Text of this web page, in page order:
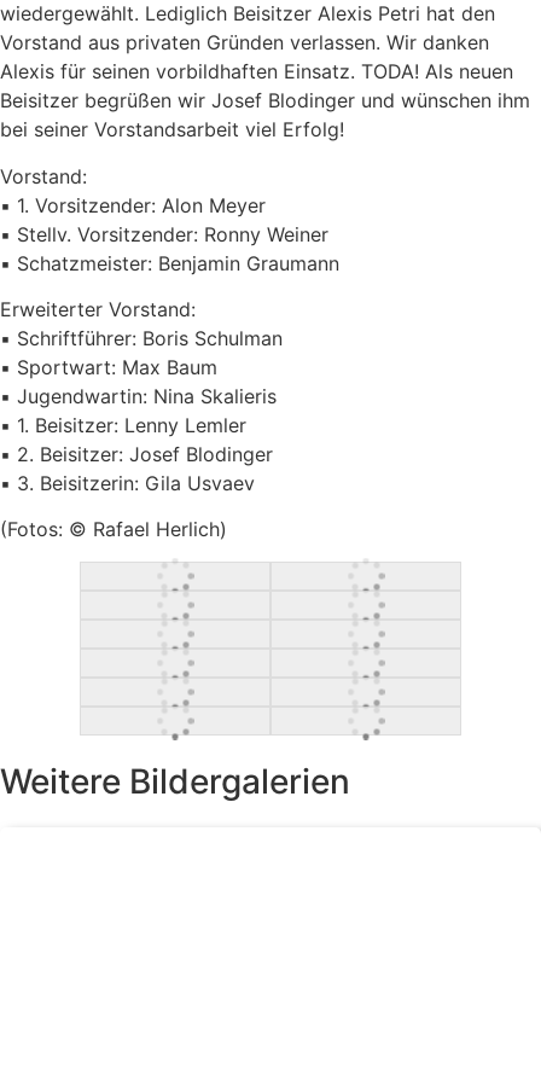
wiedergewählt. Lediglich Beisitzer Alexis Petri hat den
Vorstand aus privaten Gründen verlassen. Wir danken
Alexis für seinen vorbildhaften Einsatz. TODA! Als neuen
Beisitzer begrüßen wir Josef Blodinger und wünschen ihm
bei seiner Vorstandsarbeit viel Erfolg!
Vorstand:
▪️ 1. Vorsitzender: Alon Meyer
▪️ Stellv. Vorsitzender: Ronny Weiner
▪️ Schatzmeister: Benjamin Graumann
Erweiterter Vorstand:
▪️ Schriftführer: Boris Schulman
▪️ Sportwart: Max Baum
▪️ Jugendwartin: Nina Skalieris
▪️ 1. Beisitzer: Lenny Lemler
▪️ 2. Beisitzer: Josef Blodinger
▪️ 3. Beisitzerin: Gila Usvaev
(Fotos: ©️ Rafael Herlich)
Weitere Bildergalerien